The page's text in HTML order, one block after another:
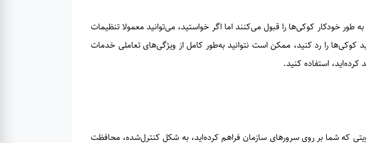
طور خودکار کوکی‌ها را قبول می‌کنند اما اگر خواستید، می‌توانید معمولا تنظیمات
کوکی‌ها را رد کنید، ممکن است ‌نتوانید به‌طور کامل از ویژگی‌های تعاملی خدمات
استفاده کنید.
که شما بر روی سرورهای سازمان فراهم کرده‌اید، به شکل کنترل‌شده، محافظت